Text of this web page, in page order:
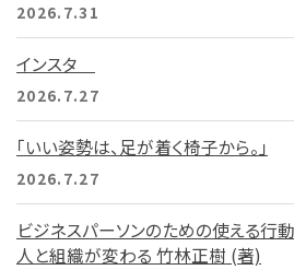
2026.7.31
インスタ
2026.7.27
「いい姿勢は、足が着く椅子から。」
2026.7.27
ビジネスパーソンのための使える行
人と組織が変わる 竹林正樹 (著)